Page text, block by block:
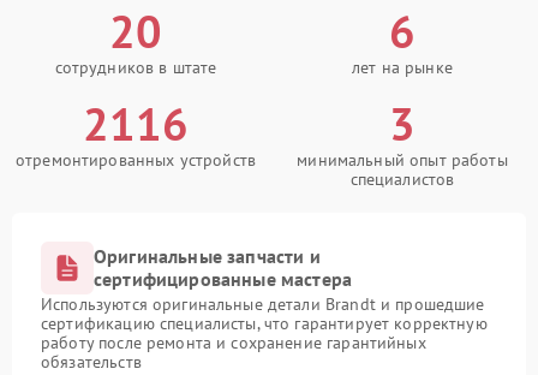
20
сотрудников в штате
6
лет на рынке
2116
отремонтированных устройств
3
минимальный опыт работы
специалистов
Оригинальные запчасти и
сертифицированные мастера
Используются оригинальные детали Brandt и прошедшие
сертификацию специалисты, что гарантирует корректную
работу после ремонта и сохранение гарантийных
обязательств